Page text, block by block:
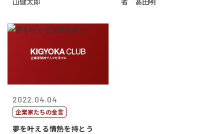
2022.04.04
企業家たちの金言
夢を叶える情熱を持とう